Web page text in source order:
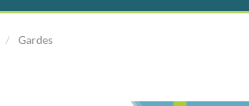
Gardes